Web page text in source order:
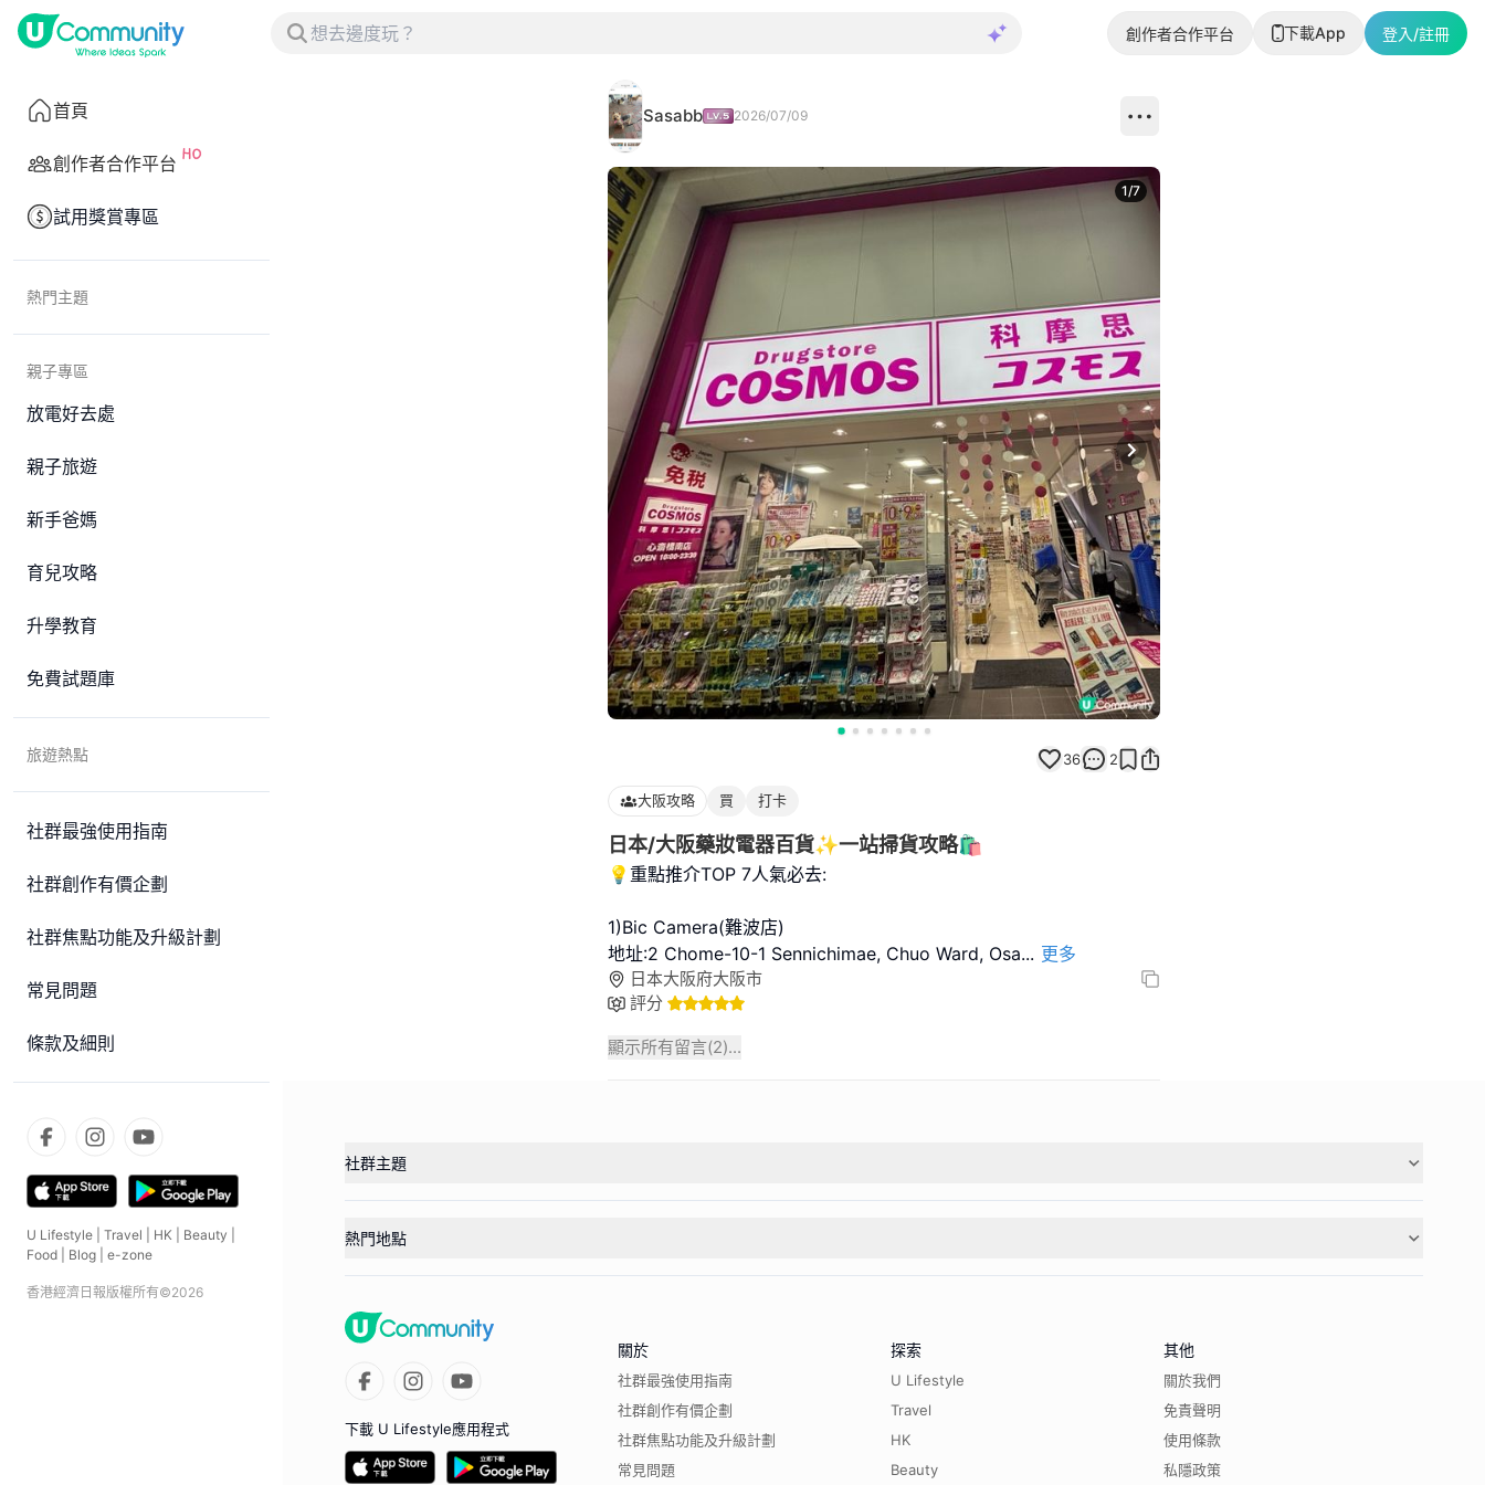
創作者合作平台 下載App 登入/註冊
首頁
創作者合作平台
試用獎賞專區
熱門主題
親子專區
放電好去處
親子旅遊
新手爸媽
育兒攻略
升學教育
免費試題庫
旅遊熱點
社群最強使用指南
社群創作有價企劃
社群焦點功能及升級計劃
常見問題
條款及細則
U Lifestyle Travel HK Beauty
Food
Blog e-zone
香港經濟日報版權所有©2026
Sasabb 2026/07/09
Next slide
1/7
36 2
大阪攻略 買 打卡
日本/大阪藥妝電器百貨✨一站掃貨攻略🛍️
💡重點推介TOP 7人氣必去:
1)Bic Camera(難波店)
地址:2 Chome-10-1 Sennichimae, Chuo Ward, Osa... 更多
日本大阪府大阪市
評分
顯示所有留言(2)...
社群主題
熱門地點
下載 U Lifestyle應用程式
關於
社群最強使用指南
社群創作有價企劃
社群焦點功能及升級計劃
常見問題
探索
U Lifestyle
Travel
HK
Beauty
其他
關於我們
免責聲明
使用條款
私隱政策